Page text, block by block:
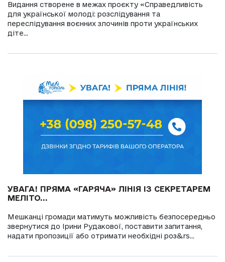
Видання створене в межах проєкту «Справедливість
для української молоді: розслідування та
переслідування воєнних злочинів проти українських
діте...
УВАГА! ПРЯМА «ГАРЯЧА» ЛІНІЯ ІЗ СЕКРЕТАРЕМ
МЕЛІТО...
Мешканці громади матимуть можливість безпосередньо
звернутися до Ірини Рудакової, поставити запитання,
надати пропозиції або отримати необхідні роз&rs...